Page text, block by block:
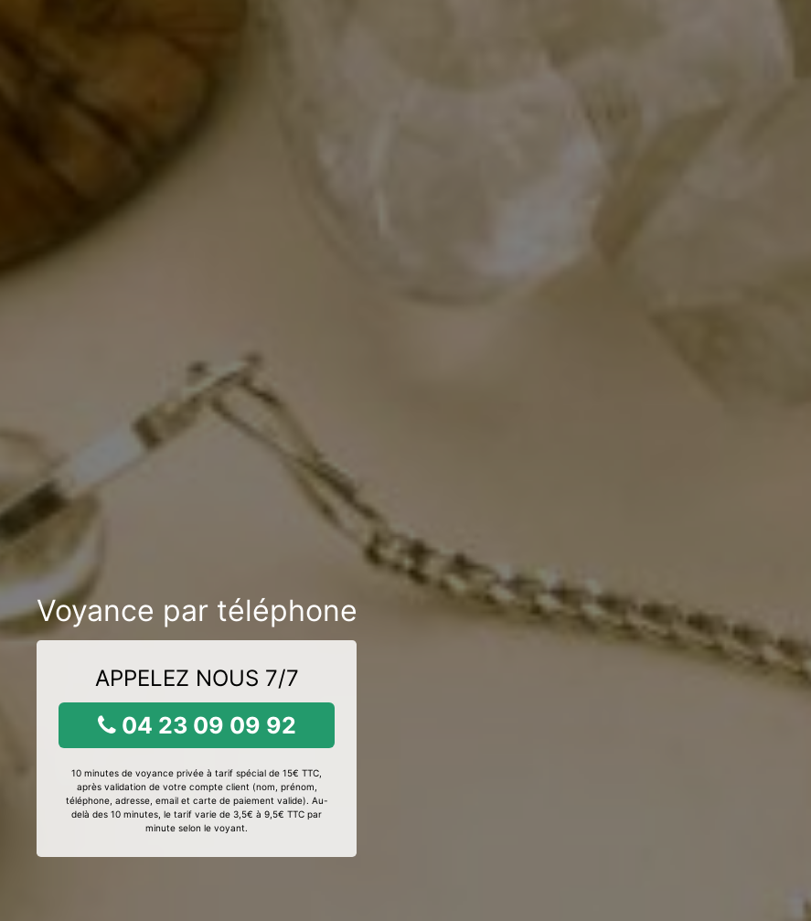
Voyance par téléphone
APPELEZ NOUS 7/7
04 23 09 09 92
10 minutes de voyance privée à tarif spécial de 15€ TTC,
après validation de votre compte client (nom, prénom,
téléphone, adresse, email et carte de paiement valide). Au-
delà des 10 minutes, le tarif varie de 3,5€ à 9,5€ TTC par
minute selon le voyant.